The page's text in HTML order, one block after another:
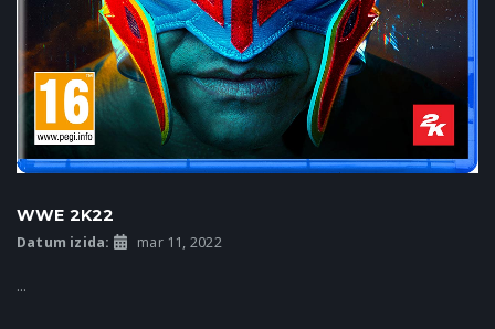
WWE 2K22
Datum izida: mar 11, 2022
...